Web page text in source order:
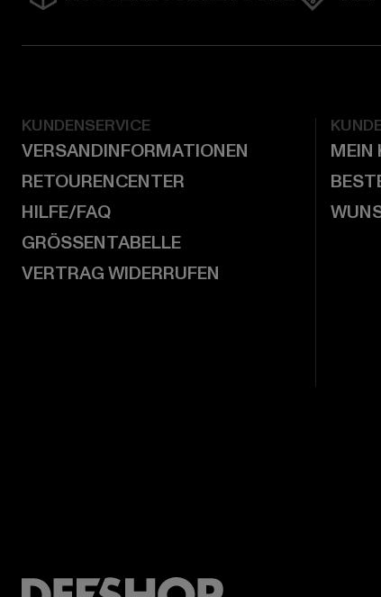
KUNDENSERVICE
VERSANDINFORMATIONEN
RETOURENCENTER
HILFE/FAQ
GRÖSSENTABELLE
VERTRAG WIDERRUFEN
MEIN